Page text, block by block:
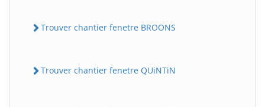
Trouver chantier fenetre BROONS
Trouver chantier fenetre QUiNTiN